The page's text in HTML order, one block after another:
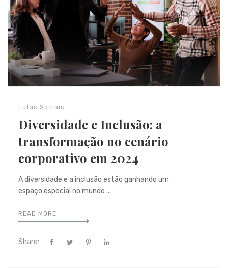
Lutas Sociais
Diversidade e Inclusão: a
transformação no cenário
corporativo em 2024
A diversidade e a inclusão estão ganhando um
espaço especial no mundo ...
READ MORE
Share: